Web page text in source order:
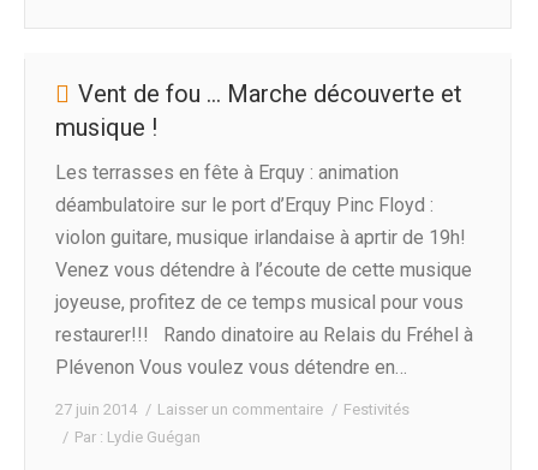
Vent de fou … Marche découverte et
musique !
Les terrasses en fête à Erquy : animation
déambulatoire sur le port d’Erquy Pinc Floyd :
violon guitare, musique irlandaise à aprtir de 19h!
Venez vous détendre à l’écoute de cette musique
joyeuse, profitez de ce temps musical pour vous
restaurer!!! Rando dinatoire au Relais du Fréhel à
Plévenon Vous voulez vous détendre en…
27 juin 2014 Laisser un commentaire
Festivités
Par : Lydie Guégan